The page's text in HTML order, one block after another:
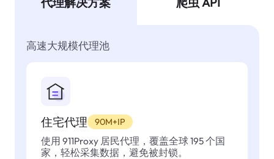
高速大规模代理池
住宅代理 90M+IP
使用 911Proxy 居民代理，覆盖全球 195 个国
家，轻松采集数据，避免被封锁。